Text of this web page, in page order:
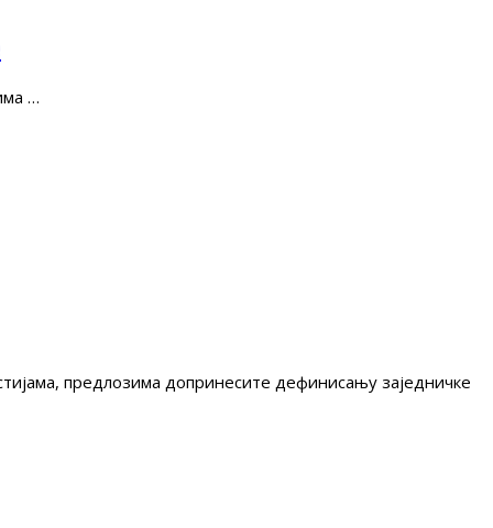
…
предлозима допринесите дефинисању заједничке